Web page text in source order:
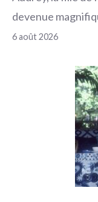
devenue
6 août 2026